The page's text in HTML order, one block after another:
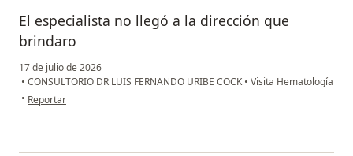
El especialista no llegó a la dirección que
brindaro
17 de julio de 2026
• CONSULTORIO DR LUIS FERNANDO URIBE COCK • Visita Hematología
• en opinión del usuario Arley
Reportar